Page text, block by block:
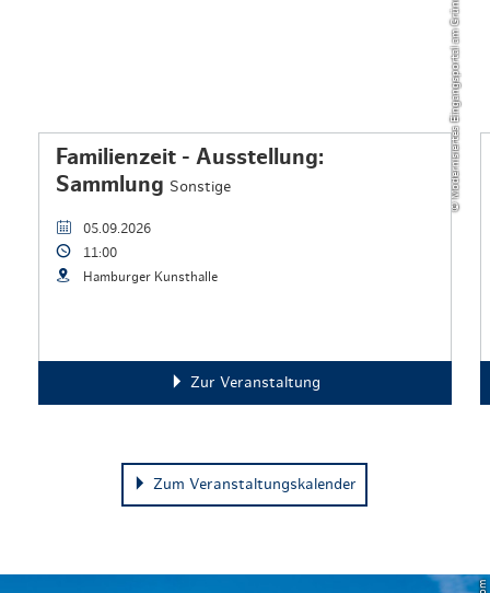
Familienzeit - Ausstellung:
Sammlung Sonstige
05.09.2026
11:00
Hamburger Kunsthalle
Zur Veranstaltung
Zum Veranstaltungskalender